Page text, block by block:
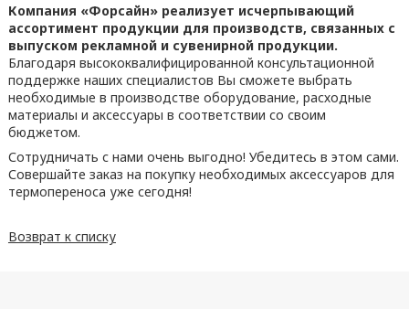
Компания «Форсайн» реализует исчерпывающий
ассортимент продукции для производств, связанных с
выпуском рекламной и сувенирной продукции.
Благодаря высококвалифицированной консультационной
поддержке наших специалистов Вы сможете выбрать
необходимые в производстве оборудование, расходные
материалы и аксессуары в соответствии со своим
бюджетом.
Сотрудничать с нами очень выгодно! Убедитесь в этом сами.
Совершайте заказ на покупку необходимых аксессуаров для
термопереноса уже сегодня!
Возврат к списку